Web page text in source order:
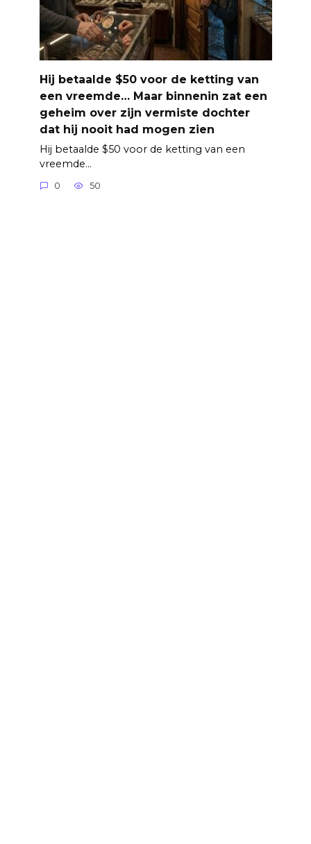
Hij betaalde $50 voor de ketting van
een vreemde… Maar binnenin zat een
geheim over zijn vermiste dochter
dat hij nooit had mogen zien
Hij betaalde $50 voor de ketting van een
vreemde…
0 50